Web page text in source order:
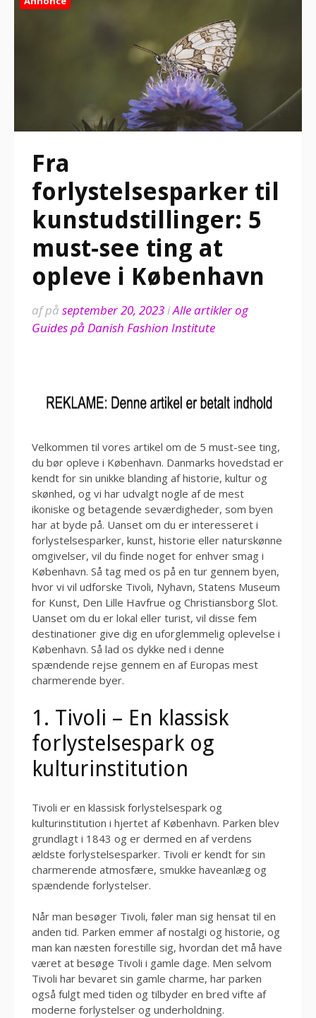
Fra
forlystelsesparker til
kunstudstillinger: 5
must-see ting at
opleve i København
afpå september 20, 2023iAlle artikler og
Guides på Danish Fashion Institute
Velkommen til vores artikel om de 5 must-see ting,
du bør opleve i København. Danmarks hovedstad er
kendt for sin unikke blanding af historie, kultur og
skønhed, og vi har udvalgt nogle af de mest
ikoniske og betagende seværdigheder, som byen
har at byde på. Uanset om du er interesseret i
forlystelsesparker, kunst, historie eller naturskønne
omgivelser, vil du finde noget for enhver smag i
København. Så tag med os på en tur gennem byen,
hvor vi vil udforske Tivoli, Nyhavn, Statens Museum
for Kunst, Den Lille Havfrue og Christiansborg Slot.
Uanset om du er lokal eller turist, vil disse fem
destinationer give dig en uforglemmelig oplevelse i
København. Så lad os dykke ned i denne
spændende rejse gennem en af Europas mest
charmerende byer.
1. Tivoli – En klassisk
forlystelsespark og
kulturinstitution
Tivoli er en klassisk forlystelsespark og
kulturinstitution i hjertet af København. Parken blev
grundlagt i 1843 og er dermed en af verdens
ældste forlystelsesparker. Tivoli er kendt for sin
charmerende atmosfære, smukke haveanlæg og
spændende forlystelser.
Når man besøger Tivoli, føler man sig hensat til en
anden tid. Parken emmer af nostalgi og historie, og
man kan næsten forestille sig, hvordan det må have
været at besøge Tivoli i gamle dage. Men selvom
Tivoli har bevaret sin gamle charme, har parken
også fulgt med tiden og tilbyder en bred vifte af
moderne forlystelser og underholdning.